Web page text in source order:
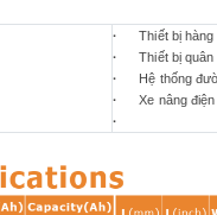
·
Thiết bị hàng
·
Thiết bị quân
·
Hệ thống
·
Xe nâng điện
·